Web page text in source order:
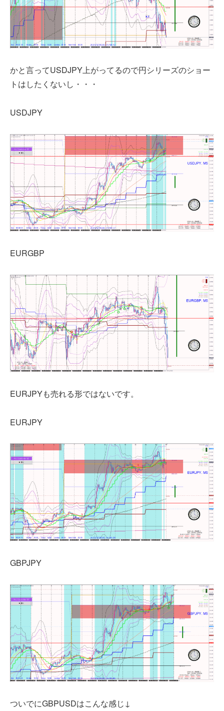
かと言ってUSDJPY上がってるので円シリーズのショー
トはしたくないし・・・
USDJPY
EURGBP
EURJPYも売れる形ではないです。
EURJPY
GBPJPY
ついでにGBPUSDはこんな感じ↓